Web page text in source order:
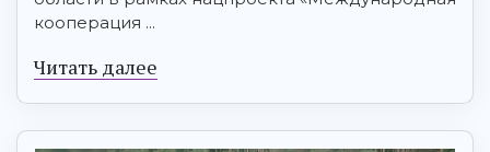
кооперация ...
Читать далее